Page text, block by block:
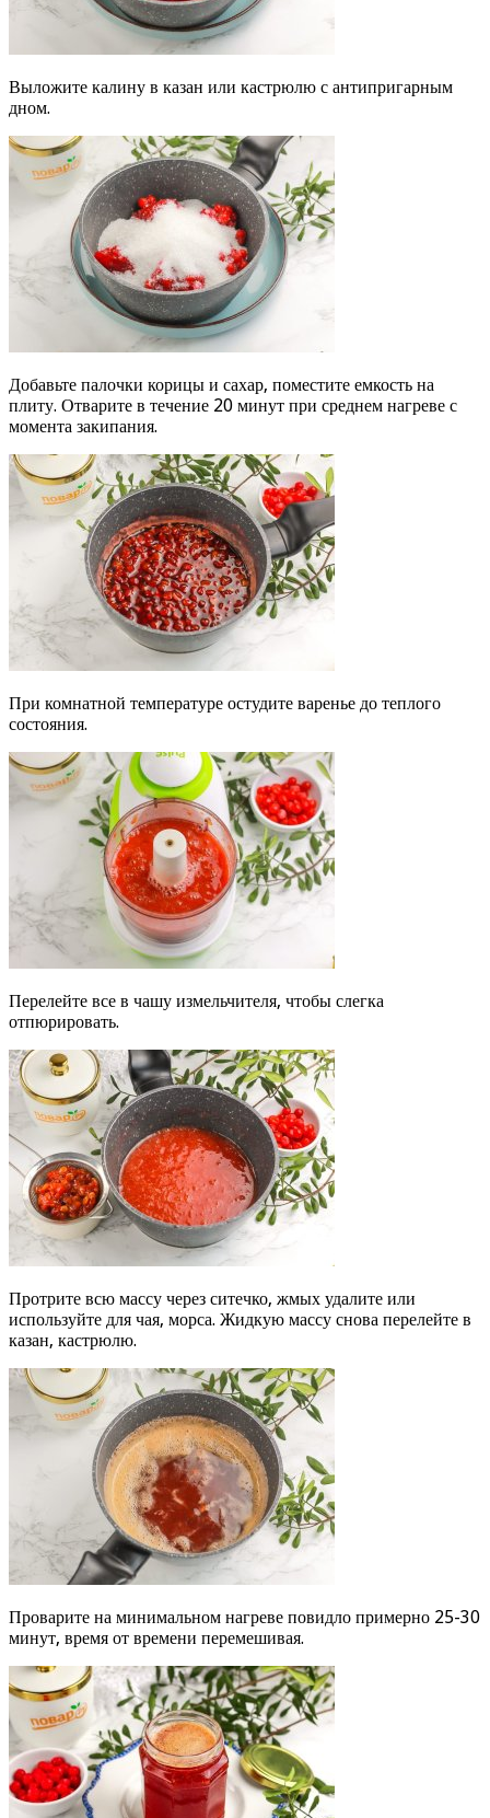
Выложите калину в казан или кастрюлю с антипригарным
дном.
Добавьте палочки корицы и сахар, поместите емкость на
плиту. Отварите в течение 20 минут при среднем нагреве с
момента закипания.
При комнатной температуре остудите варенье до теплого
состояния.
Перелейте все в чашу измельчителя, чтобы слегка
отпюрировать.
Протрите всю массу через ситечко, жмых удалите или
используйте для чая, морса. Жидкую массу снова перелейте в
казан, кастрюлю.
Проварите на минимальном нагреве повидло примерно 25-30
минут, время от времени перемешивая.